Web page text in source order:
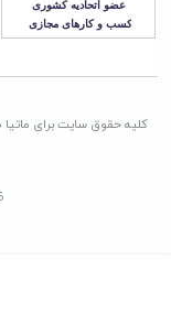
کلیه حقوق سایت برای